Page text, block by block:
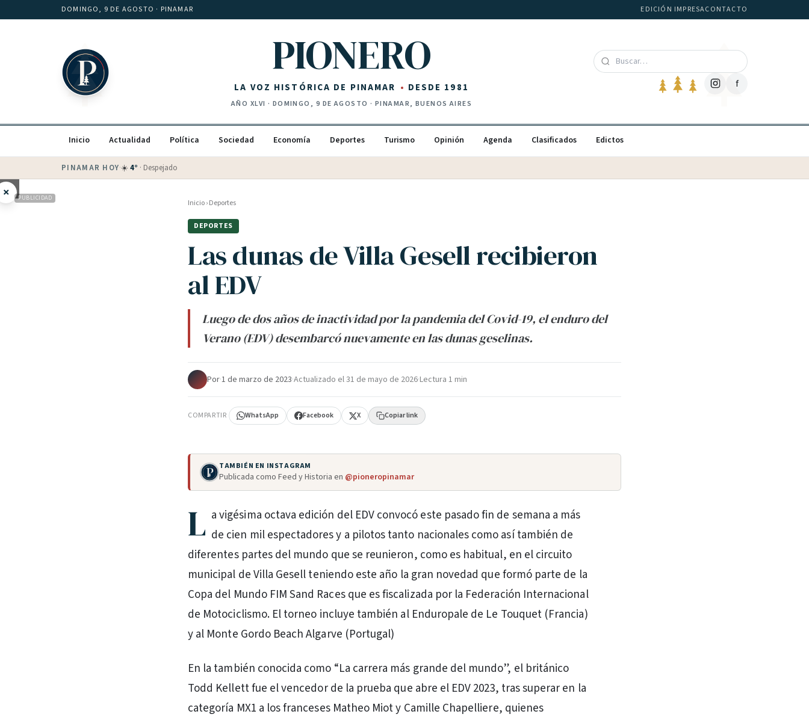
Saltar al contenidoDOMINGO, 9 DE AGOSTO · PINAMAR EDICIÓN IMPRESACONTACTO
PIONERO
LA VOZ HISTÓRICA DE PINAMAR DESDE 1981
AÑO XLVI · DOMINGO, 9 DE AGOSTO · PINAMAR, BUENOS AIRES
f
Inicio Actualidad Política Sociedad Economía Deportes Turismo Opinión Agenda Clasificados Edictos
PINAMAR HOY·☀️4° · Despejado
× PUBLICIDAD Inicio›Deportes
DEPORTES
Las dunas de Villa Gesell recibieron
al EDV
Luego de dos años de inactividad por la pandemia del Covid-19, el enduro del
Verano (EDV) desembarcó nuevamente en las dunas geselinas.
Por·1 de marzo de 2023·Actualizado el31 de mayo de 2026·Lectura 1 min
COMPARTIR WhatsApp Facebook X Copiar link
TAMBIÉN EN INSTAGRAM
Publicada como Feed y Historia en @pioneropinamar
L a vigésima octava edición del EDV convocó este pasado fin de semana a más
de cien mil espectadores y a pilotos tanto nacionales como así también de
diferentes partes del mundo que se reunieron, como es habitual, en el circuito
municipal de Villa Gesell teniendo este año la gran novedad que formó parte de la
Copa del Mundo FIM Sand Races que es fiscalizada por la Federación Internacional
de Motociclismo. El torneo incluye también al Enduropale de Le Touquet (Francia)
y al Monte Gordo Beach Algarve (Portugal)
En la también conocida como “La carrera más grande del mundo”, el británico
Todd Kellett fue el vencedor de la prueba que abre el EDV 2023, tras superar en la
categoría MX1 a los franceses Matheo Miot y Camille Chapelliere, quienes